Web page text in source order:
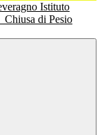
Istituto
Chiusa di Pesio